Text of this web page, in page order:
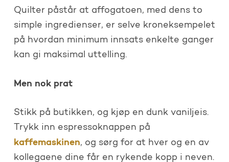
Quilter påstår at affogatoen, med dens to
simple ingredienser, er selve kroneksempelet
på hvordan minimum innsats enkelte ganger
kan gi maksimal uttelling.
Men nok prat
Stikk på butikken, og kjøp en dunk vaniljeis.
Trykk inn espressoknappen på
kaffemaskinen, og sørg for at hver og en av
kollegaene dine får en rykende kopp i neven.